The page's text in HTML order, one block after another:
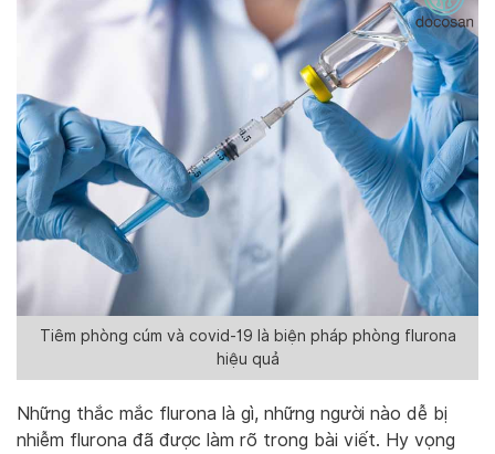
Tiêm phòng cúm và covid-19 là biện pháp phòng flurona
hiệu quả
Những thắc mắc flurona là gì, những người nào dễ bị
nhiễm flurona đã được làm rõ trong bài viết. Hy vọng